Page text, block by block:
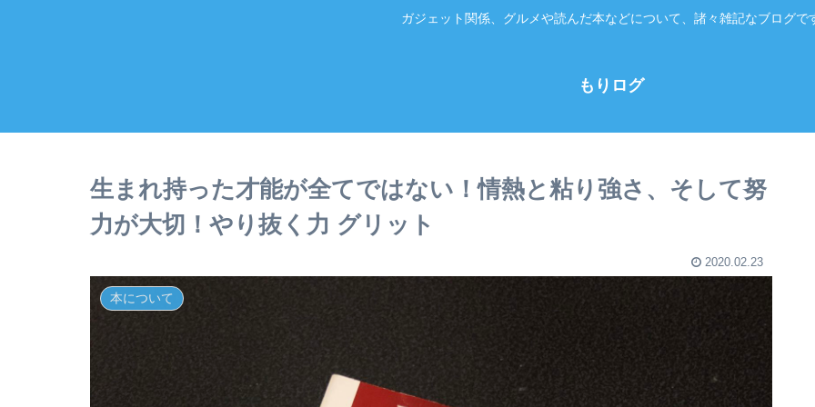
ガジェット関係、グルメや読んだ本などについて、諸々雑記なブログで
もりログ
生まれ持った才能が全てではない！情熱と粘り強さ、そして努
力が大切！やり抜く力 グリット
2020.02.23
本について